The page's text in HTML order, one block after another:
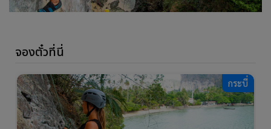
จองตั๋วที่นี่
กระบี่